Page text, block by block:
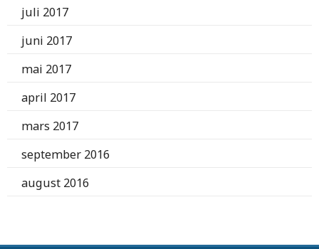
juli 2017
juni 2017
mai 2017
april 2017
mars 2017
september 2016
august 2016